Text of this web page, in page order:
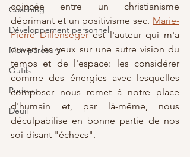
Coaching
Développement personnel
Mon parcours
Outils
Podcast
Deuil
coincée entre un christianisme
déprimant et un positivisme sec. Marie-
Pierre Dillenseger est l'auteur qui m'a
ouvert les yeux sur une autre vision du
temps et de l'espace: les considérer
comme des énergies avec lesquelles
composer nous remet à notre place
d'humain et, par là-même, nous
déculpabilise en bonne partie de nos
soi-disant "échecs".